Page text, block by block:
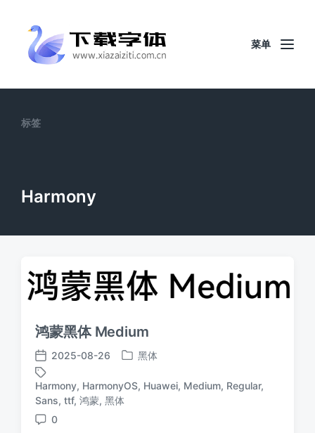
菜单
标签
Harmony
鸿蒙黑体 Medium
发
布
日
期
2025-08-26
发
于
黑体
标
签
Harmony, HarmonyOS, Huawei, Medium, Regular,
Sans, ttf, 鸿蒙, 黑体
评
0